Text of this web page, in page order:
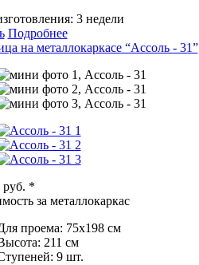
3 недели
Подробнее
на металлокаркасе “Ассоль - 31”
руб. *
за металлокаркас
проема: 75х198 см
211 см
9 шт.